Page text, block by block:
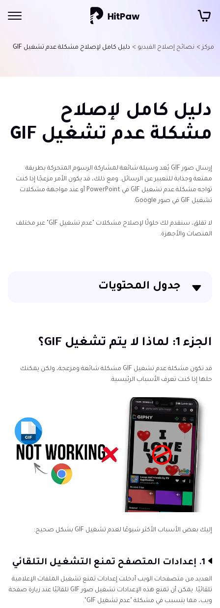
مركز > نصائح إصلاح الفيديو > دليل كامل لإصلاح مشكلة عدم تشغيل GIF
دليل كامل لإصلاح
مشكلة عدم تشغيل GIF
إرسال صور GIF يُعد وسيلة شائعة لمشاركة الرسوم المتحركة بطريقة
ممتعة وجذابة للتعبير عن الرسائل. ومع ذلك، قد يكون الأمر مزعجًا إذا كنت
تواجه مشكلة عدم تشغيل GIF في PowerPoint أو عند مواجهة مشكلات
تشغيل GIF في صور Google.
لا تقلق، سنقدم لك حلولًا لإصلاح مشكلات "عدم تشغيل GIF" عبر مختلف
المنصات والأجهزة.
جدول المحتويات
الجزء 2: كيفية إصلاح GIF التالفة؟
على Google
GIF على Chrome
الخاتمة
الجزء 1: لماذا لا يتم تشغيل GIF؟
قد تكون مشكلة عدم تشغيل GIF مشكلة شائعة ومزعجة، ولكن يمكنك
حلها إذا كنت تعرف الأسباب الرئيسية.
إليك بعض الأسباب الأكثر شيوعًا لعدم تشغيل GIF بشكل صحيح:
1. إعدادات المتصفح تمنع التشغيل التلقائي
العديد من متصفحات الويب أدخلت إعدادات تمنع تشغيل الملفات الإعلامية
تلقائيًا. يمكن أن تمنع هذه الإعدادات تشغيل صور GIF تلقائيًا عند زيارة صفحة
ويب، مما يتسبب في مشكلة "عدم تشغيل GIF".